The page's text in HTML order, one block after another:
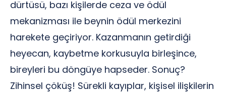
dürtüsü, bazı kişilerde ceza ve ödül
mekanizması ile beynin ödül merkezini
harekete geçiriyor. Kazanmanın getirdiği
heyecan, kaybetme korkusuyla birleşince,
bireyleri bu döngüye hapseder. Sonuç?
Zihinsel çöküş! Sürekli kayıplar, kişisel ilişkilerin